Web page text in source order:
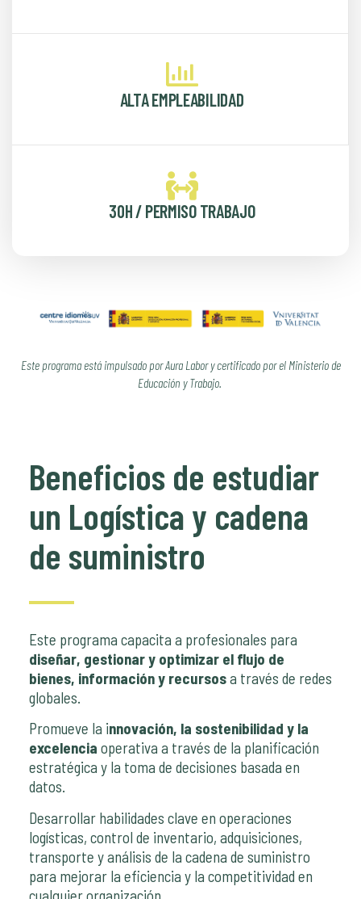
ALTA EMPLEABILIDAD
30H / PERMISO TRABAJO
Este programa está impulsado por Aura Labor y certificado por el Ministerio de
Educación y Trabajo.
Beneficios de estudiar
un Logística y cadena
de suministro
Este programa capacita a profesionales para
diseñar, gestionar y optimizar el flujo de
bienes, información y recursosa través de redes
globales.
Promueve la innovación, la sostenibilidad y la
excelencia operativa a través de la planificación
estratégica y la toma de decisiones basada en
datos.
Desarrollar habilidades clave en operaciones
logísticas, control de inventario, adquisiciones,
transporte y análisis de la cadena de suministro
para mejorar la eficiencia y la competitividad en
cualquier organización.